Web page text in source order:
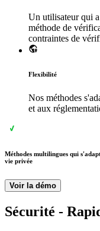
Un utilisateur qui
méthode de
contraintes de
Flexibilité
Nos méthodes
et aux
Méthodes multilingues qui
vie privée
Voir la démo
Sécurité -